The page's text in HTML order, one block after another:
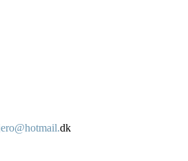
dk